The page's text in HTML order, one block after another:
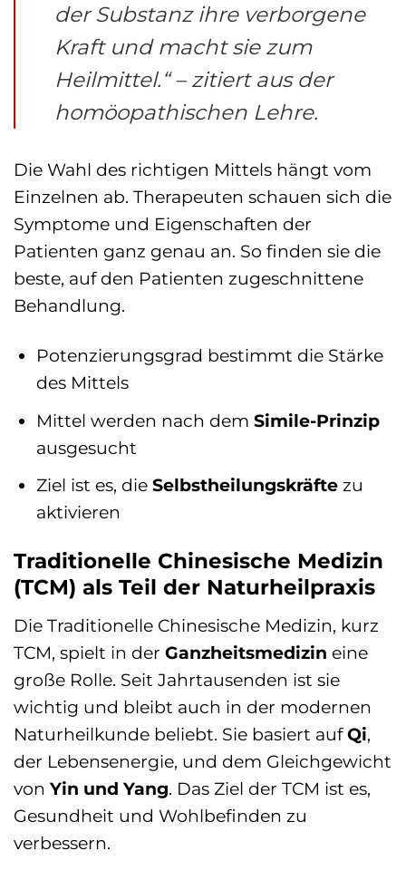
der Substanz ihre verborgene
Kraft und macht sie zum
Heilmittel.“ – zitiert aus der
homöopathischen Lehre.
Die Wahl des richtigen Mittels hängt vom
Einzelnen ab. Therapeuten schauen sich die
Symptome und Eigenschaften der
Patienten ganz genau an. So finden sie die
beste, auf den Patienten zugeschnittene
Behandlung.
Potenzierungsgrad bestimmt die Stärke
des Mittels
Mittel werden nach dem Simile-Prinzip
ausgesucht
Ziel ist es, die Selbstheilungskräftezu
aktivieren
Traditionelle Chinesische Medizin
(TCM) als Teil der Naturheilpraxis
Die Traditionelle Chinesische Medizin, kurz
TCM, spielt in der Ganzheitsmedizin eine
große Rolle. Seit Jahrtausenden ist sie
wichtig und bleibt auch in der modernen
Naturheilkunde beliebt. Sie basiert aufQi,
der Lebensenergie, und dem Gleichgewicht
von Yin und Yang. Das Ziel der TCM ist es,
Gesundheit und Wohlbefinden zu
verbessern.